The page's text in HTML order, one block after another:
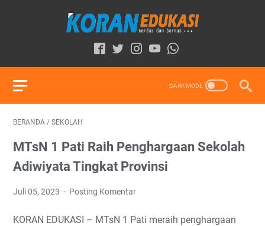
BERANDA / SEKOLAH
MTsN 1 Pati Raih Penghargaan Sekolah
Adiwiyata Tingkat Provinsi
Juli 05, 2023 Posting Komentar
KORAN EDUKASI – MTsN 1 Pati meraih penghargaan